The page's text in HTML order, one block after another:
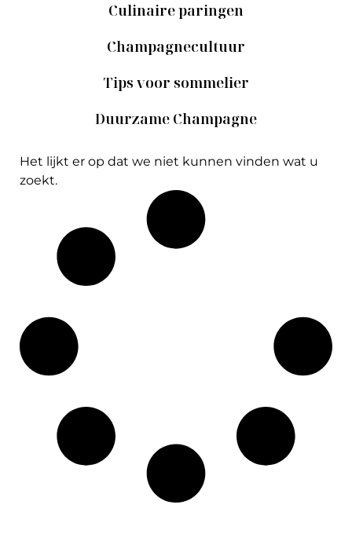
Culinaire paringen
Champagnecultuur
Tips voor sommelier
Duurzame Champagne
Het lijkt er op dat we niet kunnen vinden wat u
zoekt.